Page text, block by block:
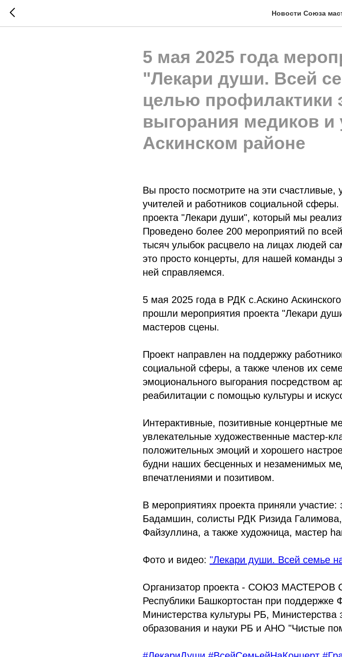
Новости Союза
5 мая 2025 года
"Лекари души. Всей
целью профилактики
выгорания медиков
Аскинском районе
Вы просто посмотрите на эти
учителей и работников социальной
проекта "Лекари души", который мы
Проведено более 200 мероприятий по
тысяч улыбок расцвело на лицах людей
это просто концерты, для нашей команды
ней справляемся.
5 мая 2025 года в РДК с.Аскино
прошли мероприятия проекта "Лекари
мастеров сцены.
Проект направлен на поддержку
социальной сферы, а также членов их
эмоционального выгорания посредством
реабилитации с помощью культуры и
Интерактивные, позитивные концертные
увлекательные художественные мастер-
положительных эмоций и хорошего
будни наших бесценных и незаменимых
впечатлениями и позитивом.
В мероприятиях проекта приняли
Бадамшин, солисты РДК Ризида
Файзуллина, а также художница, мастер
Фото и видео: "Лекари души. Всей семье
Организатор проекта - СОЮЗ МАСТЕРОВ
Республики Башкортостан при поддержке
Министерства культуры РБ,
образования и науки РБ и АНО "Чистые